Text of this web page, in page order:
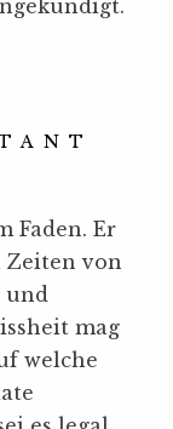
Zeiten von
und
mag
welche